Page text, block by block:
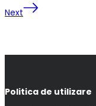
Next
Politica de utilizare